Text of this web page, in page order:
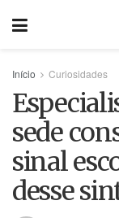
Início Curiosidades
sede
sinal
desse